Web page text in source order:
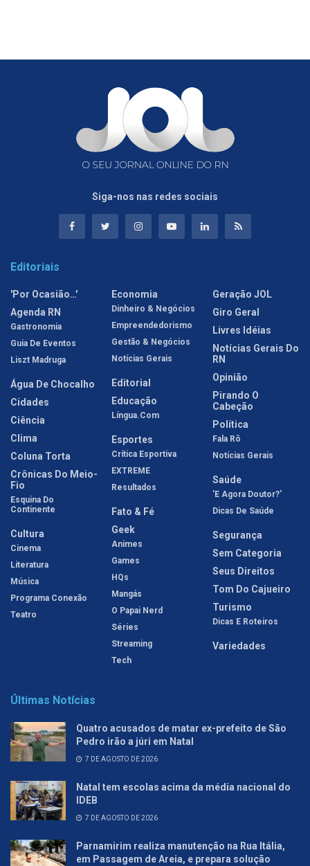
Siga-nos nas redes sociais
Editoriais
'Por Ocasião…'
Agenda RN
Gastronomia
Guia De Eventos
Liszt Madruga
Água De Chocalho
Cidades
Ciência
Clima
Coluna Torta
Crônicas Do Meio-
Fio
Esquina Do
Continente
Cultura
Cinema
Literatura
Música
Programa Conexão
Teatro
Economia
Dinheiro & Negócios
Empreendedorismo
Gestão & Negócios
Notícias Gerais
Editorial
Educação
Língua.com
Esportes
Crítica Esportiva
EXTREME
Resultados
Fato & Fé
Geek
Animes
Games
HQs
Mangás
O Papai Nerd
Séries
Streaming
Tech
Geração JOL
Giro Geral
Livres Idéias
Notícias Gerais Do
RN
Opinião
Pirando O
Cabeção
Política
Fala Rô
Notícias Gerais
Saúde
'E Agora Doutor?'
Dicas De Saúde
Segurança
Sem Categoria
Seus Direitos
Tom Do Cajueiro
Turismo
Dicas E Roteiros
Variedades
Últimas Notícias
Quatro acusados de matar ex-prefeito de São
Pedro irão a júri em Natal
7 DE AGOSTO DE 2026
Natal tem escolas acima da média nacional do
IDEB
7 DE AGOSTO DE 2026
Parnamirim realiza manutenção na Rua Itália,
em Passagem de Areia, e prepara solução